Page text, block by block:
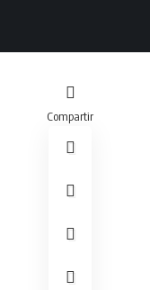
Compartir